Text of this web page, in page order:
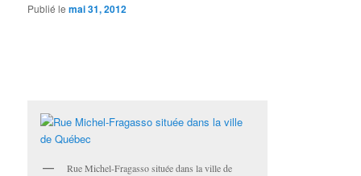
Publié lemai 31, 2012
Rue Michel-Fragasso située dans la ville de